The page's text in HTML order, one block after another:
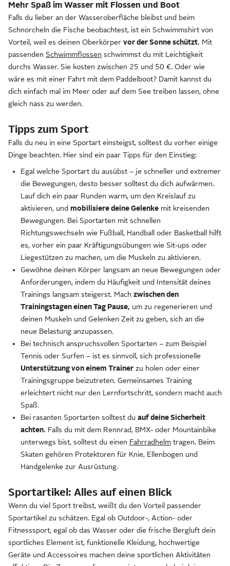
Mehr Spaß im Wasser mit Flossen und Boot
Falls du lieber an der Wasseroberfläche bleibst und beim
Schnorcheln die Fische beobachtest, ist ein Schwimmshirt von
Vorteil, weil es deinen Oberkörper vor der Sonne schützt. Mit
passenden Schwimmflossen schwimmst du mit Leichtigkeit
durchs Wasser. Sie kosten zwischen 25 und 50 €. Oder wie
wäre es mit einer Fahrt mit dem Paddelboot? Damit kannst du
dich einfach mal im Meer oder auf dem See treiben lassen, ohne
gleich nass zu werden.
Tipps zum Sport
Falls du neu in eine Sportart einsteigst, solltest du vorher einige
Dinge beachten. Hier sind ein paar Tipps für den Einstieg:
Egal welche Sportart du ausübst – je schneller und extremer
die Bewegungen, desto besser solltest du dich aufwärmen.
Lauf dich ein paar Runden warm, um den Kreislauf zu
aktivieren, und mobilisiere deine Gelenke mit kreisenden
Bewegungen. Bei Sportarten mit schnellen
Richtungswechseln wie Fußball, Handball oder Basketball hilft
es, vorher ein paar Kräftigungsübungen wie Sit-ups oder
Liegestützen zu machen, um die Muskeln zu aktivieren.
Gewöhne deinen Körper langsam an neue Bewegungen oder
Anforderungen, indem du Häufigkeit und Intensität deines
Trainings langsam steigerst. Mach zwischen den
Trainingstagen einen Tag Pause, um zu regenerieren und
deinen Muskeln und Gelenken Zeit zu geben, sich an die
neue Belastung anzupassen.
Bei technisch anspruchsvollen Sportarten – zum Beispiel
Tennis oder Surfen – ist es sinnvoll, sich professionelle
Unterstützung von einem Trainer zu holen oder einer
Trainingsgruppe beizutreten. Gemeinsames Training
erleichtert nicht nur den Lernfortschritt, sondern macht auch
Spaß.
Bei rasanten Sportarten solltest du auf deine Sicherheit
achten. Falls du mit dem Rennrad, BMX- oder Mountainbike
unterwegs bist, solltest du einen Fahrradhelm tragen. Beim
Skaten gehören Protektoren für Knie, Ellenbogen und
Handgelenke zur Ausrüstung.
Sportartikel: Alles auf einen Blick
Wenn du viel Sport treibst, weißt du den Vorteil passender
Sportartikel zu schätzen. Egal ob Outdoor-, Action- oder
Fitnesssport, egal ob das Wasser oder die frische Bergluft dein
sportliches Element ist, funktionelle Kleidung, hochwertige
Geräte und Accessoires machen deine sportlichen Aktivitäten